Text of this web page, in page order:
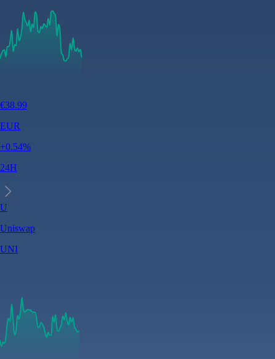
€38.99
EUR
+0.54%
24H
U
Uniswap
UNI